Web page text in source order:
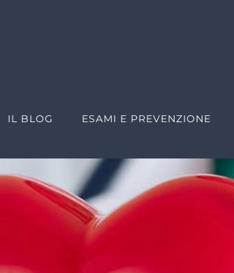
IL BLOG ESAMI E PREVENZIONE